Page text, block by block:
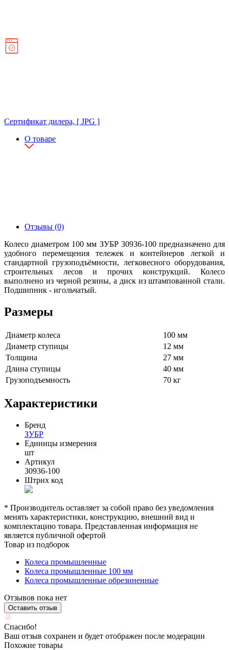
Сертификат дилера, [ JPG ]
О товаре
Отзывы (0)
Колесо диаметром 100 мм ЗУБР 30936-100 предназначено для
удобного перемещения тележек и контейнеров легкой и
стандартной грузоподъёмности, легковесного оборудования,
строительных лесов и прочих конструкций. Колесо
выполнено из черной резины, а диск из штампованной стали.
Подшипник - игольчатый.
Размеры
Диаметр колеса
100 мм
Диаметр ступицы
12 мм
Толщина
27 мм
Длина ступицы
40 мм
Грузоподъемность
70 кг
Характеристики
Бренд
ЗУБР
Единицы измерения
шт
Артикул
30936-100
Штрих код
* Производитель оставляет за собой право без уведомления
менять характеристики, конструкцию, внешний вид и
комплектацию товара. Представленная информация не
является публичной офертой
Товар из подборок
Колеса промышленные
Колеса промышленные 100 мм
Колеса промышленные обрезиненные
Отзывов пока нет
Оставить отзыв
Спасибо!
Ваш отзыв сохранен и будет отображен после модерации
Похожие товары